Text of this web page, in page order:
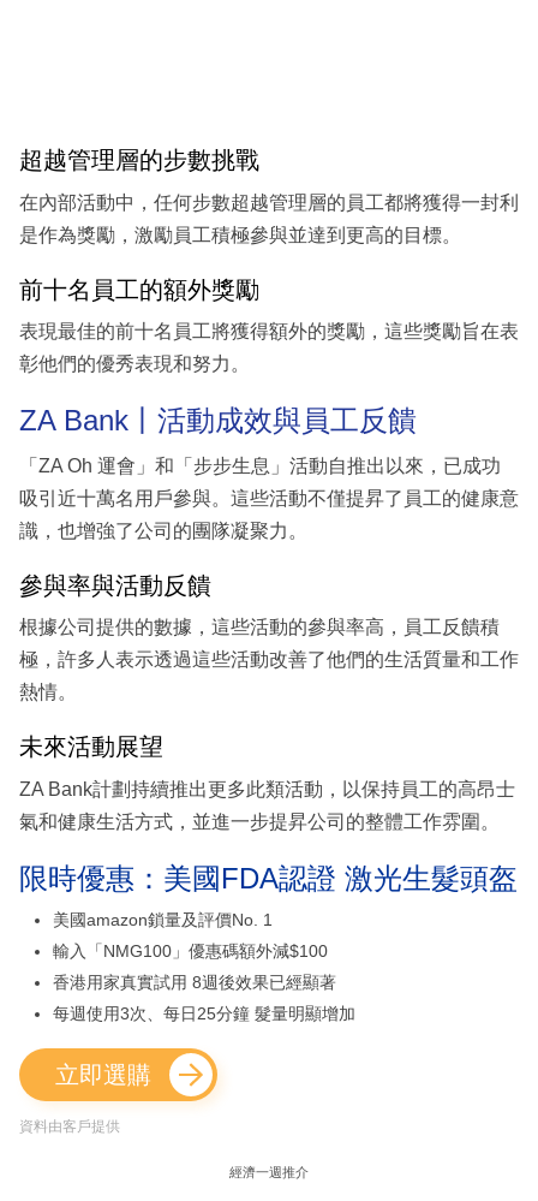
超越管理層的步數挑戰
在內部活動中，任何步數超越管理層的員工都將獲得一封利
是作為獎勵，激勵員工積極參與並達到更高的目標。
前十名員工的額外獎勵
表現最佳的前十名員工將獲得額外的獎勵，這些獎勵旨在表
彰他們的優秀表現和努力。
ZA Bank丨活動成效與員工反饋
「ZA Oh 運會」和「步步生息」活動自推出以來，已成功
吸引近十萬名用戶參與。這些活動不僅提昇了員工的健康意
識，也增強了公司的團隊凝聚力。
參與率與活動反饋
根據公司提供的數據，這些活動的參與率高，員工反饋積
極，許多人表示透過這些活動改善了他們的生活質量和工作
熱情。
未來活動展望
ZA Bank計劃持續推出更多此類活動，以保持員工的高昂士
氣和健康生活方式，並進一步提昇公司的整體工作雰圍。
限時優惠：美國FDA認證 激光生髮頭盔
美國amazon鎖量及評價No. 1
輸入「NMG100」優惠碼額外減$100
香港用家真實試用 8週後效果已經顯著
每週使用3次、每日25分鐘 髮量明顯增加
立即選購
資料由客戶提供
經濟一週推介